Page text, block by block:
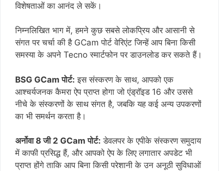
विशेषताओं का आनंद ले सकें।
निम्नलिखित भाग में, हमने कुछ सबसे लोकप्रिय और आसानी से
संगत पर चर्चा की है GCam पोर्ट वेरिएंट जिन्हें आप बिना किसी
समस्या के अपने Tecno स्मार्टफोन पर डाउनलोड कर सकते हैं।
BSG GCam पोर्ट: इस संस्करण के साथ, आपको एक
आश्चर्यजनक कैमरा ऐप प्राप्त होगा जो एंड्रॉइड 16 और उससे
नीचे के संस्करणों के साथ संगत है, जबकि यह कई अन्य उपकरणों
का भी समर्थन करता है।
अर्नोवा 8 जी 2 GCam पोर्ट: डेवलपर के एपीके संस्करण समुदाय
में काफी प्रसिद्ध हैं, और आपको ऐप के लिए लगातार अपडेट भी
प्राप्त होंगे ताकि आप बिना किसी परेशानी के उन अनूठी सुविधाओं